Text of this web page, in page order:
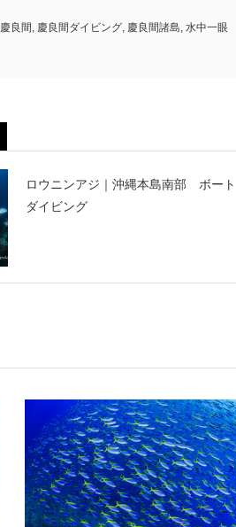
慶良間 , 慶良間ダイビング, 慶良間諸島, 水中一眼
ロウニンアジ｜沖縄本島南部 ボート
ダイビング